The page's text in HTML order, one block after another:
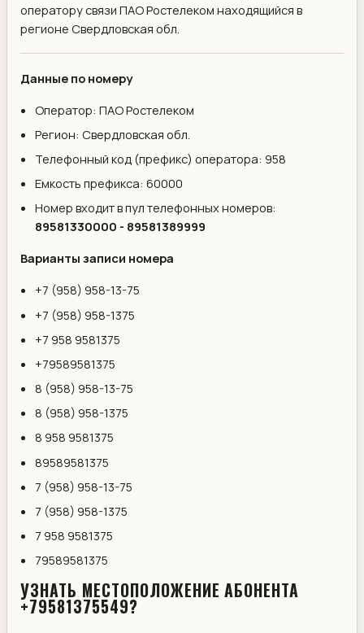
оператору связи ПАО Ростелеком находящийся в
регионе Свердловская обл.
Данные по номеру
Оператор: ПАО Ростелеком
Регион: Свердловская обл.
Телефонный код (префикс) оператора: 958
Емкость префикса: 60000
Номер входит в пул телефонных номеров:
89581330000 - 89581389999
Варианты записи номера
+7 (958) 958-13-75
+7 (958) 958-1375
+7 958 9581375
+79589581375
8 (958) 958-13-75
8 (958) 958-1375
8 958 9581375
89589581375
7 (958) 958-13-75
7 (958) 958-1375
7 958 9581375
79589581375
УЗНАТЬ МЕСТОПОЛОЖЕНИЕ АБОНЕНТА
+79581375549?